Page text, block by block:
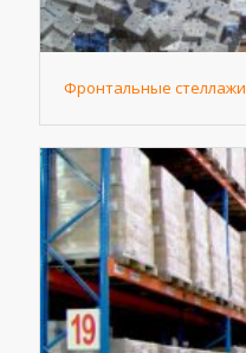
Фронтальные